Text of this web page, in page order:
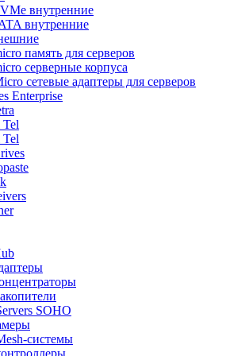
внутренние
внутренние
память для серверов
серверные корпуса
сетевые адаптеры для серверов
Enterprise
Tel
Tel
SOHO
системы